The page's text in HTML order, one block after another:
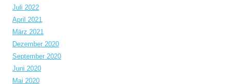
Juli 2022
April 2021
März 2021
Dezember 2020
September 2020
Juni 2020
Mai 2020